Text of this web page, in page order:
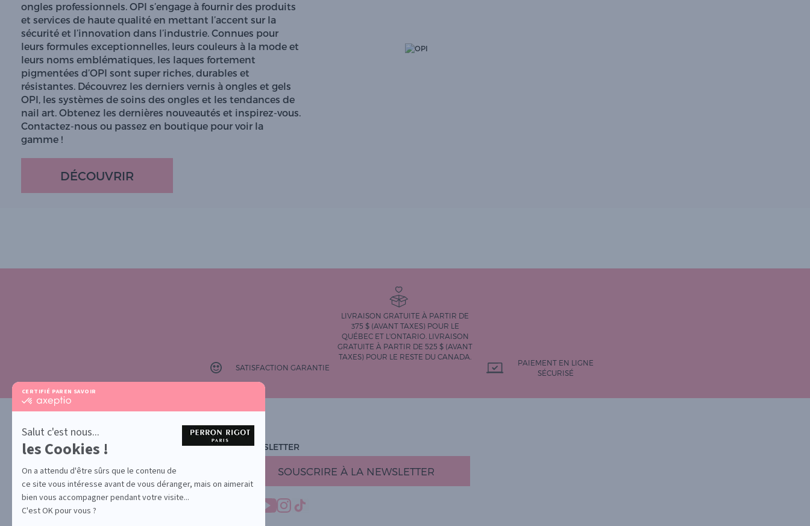
CERTIFIÉ PAR EN SAVOIR PLUS SUR
certifié
-
En
savoir
plus
sur
Axeptio
Salut c'est nous...
les Cookies !
On a attendu d'être sûrs que le contenu de
ce site vous intéresse avant de vous déranger, mais on aimerait
bien vous accompagner pendant votre visite...
C'est OK pour vous ?
ongles professionnels. OPI s’engage à fournir des produits
et services de haute qualité en mettant l’accent sur la
sécurité et l’innovation dans l’industrie. Connues pour
leurs formules exceptionnelles, leurs couleurs à la mode et
leurs noms emblématiques, les laques fortement
pigmentées d’OPI sont super riches, durables et
résistantes. Découvrez les derniers vernis à ongles et gels
OPI, les systèmes de soins des ongles et les tendances de
nail art. Obtenez les dernières nouveautés et inspirez-vous.
Contactez-nous ou passez en boutique pour voir la
gamme !
DÉCOUVRIR
SATISFACTION GARANTIE
LIVRAISON GRATUITE À PARTIR DE
375 $ (AVANT TAXES) POUR LE
QUÉBEC ET L'ONTARIO. LIVRAISON
GRATUITE À PARTIR DE 525 $ (AVANT
TAXES) POUR LE RESTE DU CANADA.
PAIEMENT EN LIGNE
SÉCURISÉ
NEWSLETTER
SOUSCRIRE À LA NEWSLETTER